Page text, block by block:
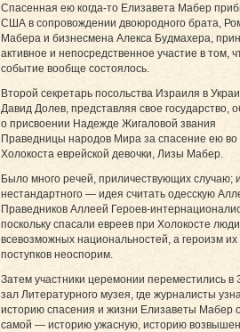
Спасенная ею когда-то Елизавета Мабер
США в сопровождении двоюродного брата,
Мабера и бизнесмена Алекса Будмахера,
активное и непосредственное участие в том,
событие вообще состоялось.
Второй секретарь посольства Израиля в
Давид Долев, представляя свое государство,
о присвоении Надежде Жигаловой звания
Праведницы народов Мира за спасение ею во
Холокоста еврейской девочки, Лизы Мабер.
Было много речей, приличествующих случаю;
нестандартного — идея считать одесскую
Праведников Аллеей Героев-
поскольку спасали евреев при Холокосте люди
всевозможных национальностей, а героизм их
поступков неоспорим.
Затем участники церемонии переместились в
зал Литературного музея, где журналисты
историю спасения и жизни Елизаветы Мабер
самой — историю ужасную, историю